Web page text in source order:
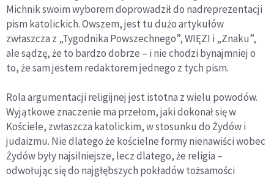
Michnik swoim wyborem doprowadził do nadreprezentacji
pism katolickich. Owszem, jest tu dużo artykułów
zwłaszcza z „Tygodnika Powszechnego”, WIĘZI i „Znaku”,
ale sądzę, że to bardzo dobrze – i nie chodzi bynajmniej o
to, że sam jestem redaktorem jednego z tych pism.
Rola argumentacji religijnej jest istotna z wielu powodów.
Wyjątkowe znaczenie ma przełom, jaki dokonał się w
Kościele, zwłaszcza katolickim, w stosunku do Żydów i
judaizmu. Nie dlatego że kościelne formy nienawiści wobec
Żydów były najsilniejsze, lecz dlatego, że religia –
odwołując się do najgłębszych pokładów tożsamości